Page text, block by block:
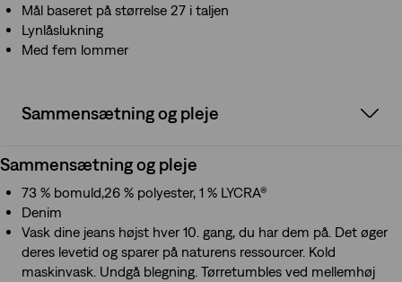
Mål baseret på størrelse 27 i taljen
Lynlåslukning
Med fem lommer
Sammensætning og pleje
Sammensætning og pleje
73 % bomuld,26 % polyester, 1 % LYCRA®
Denim
Vask dine jeans højst hver 10. gang, du har dem på. Det øger
deres levetid og sparer på naturens ressourcer. Kold
maskinvask. Undgå blegning. Tørretumbles ved mellemhøj